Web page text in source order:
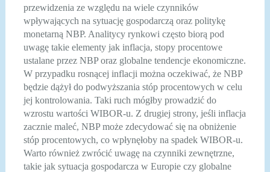
przewidzenia ze względu na wiele czynników
wpływających na sytuację gospodarczą oraz politykę
monetarną NBP. Analitycy rynkowi często biorą pod
uwagę takie elementy jak inflacja, stopy procentowe
ustalane przez NBP oraz globalne tendencje ekonomiczne.
W przypadku rosnącej inflacji można oczekiwać, że NBP
będzie dążył do podwyższania stóp procentowych w celu
jej kontrolowania. Taki ruch mógłby prowadzić do
wzrostu wartości WIBOR-u. Z drugiej strony, jeśli inflacja
zacznie maleć, NBP może zdecydować się na obniżenie
stóp procentowych, co wpłynęłoby na spadek WIBOR-u.
Warto również zwrócić uwagę na czynniki zewnętrzne,
takie jak sytuacja gospodarcza w Europie czy globalne